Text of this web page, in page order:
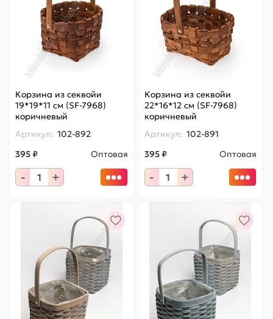
Корзина из секвойи
19*19*11 см (SF-7968)
коричневый
Артикул: 102-892
395 ₽
Оптовая
- +
Корзина из секвойи
22*16*12 см (SF-7968)
коричневый
Артикул: 102-891
395 ₽
Оптовая
- +